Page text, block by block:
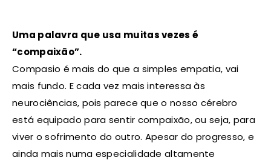
Uma palavra que usa muitas vezes é
“compaixão”.
Compasio é mais do que a simples empatia, vai
mais fundo. E cada vez mais interessa às
neurociências, pois parece que o nosso cérebro
está equipado para sentir compaixão, ou seja, para
viver o sofrimento do outro. Apesar do progresso, e
ainda mais numa especialidade altamente